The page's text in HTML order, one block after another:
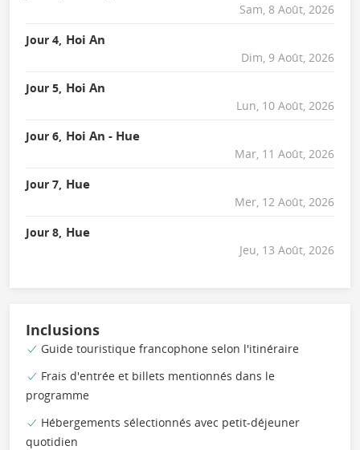
Sam, 8 Août, 2026
Jour 4, Hoi An
Dim, 9 Août, 2026
Jour 5, Hoi An
Lun, 10 Août, 2026
Jour 6, Hoi An - Hue
Mar, 11 Août, 2026
Jour 7, Hue
Mer, 12 Août, 2026
Jour 8, Hue
Jeu, 13 Août, 2026
Inclusions
Guide touristique francophone selon l'itinéraire
Frais d'entrée et billets mentionnés dans le
programme
Hébergements sélectionnés avec petit-déjeuner
quotidien